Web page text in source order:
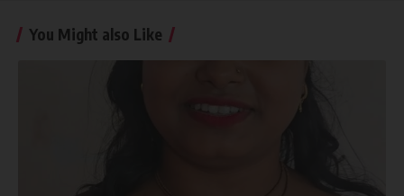
You Might also Like